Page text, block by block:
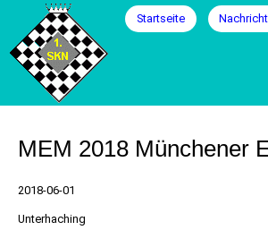
Navigation
überspringen
Startseite
MEM 2018 Münchener
2018-06-01
Unterhaching